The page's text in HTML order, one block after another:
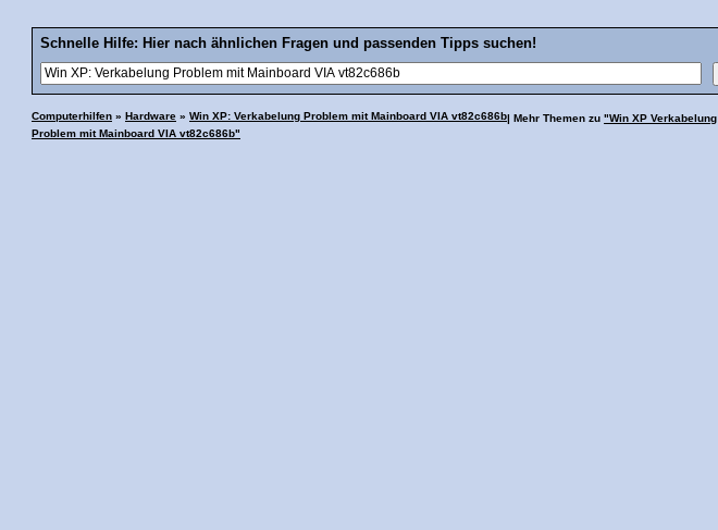
Schnelle Hilfe: Hier nach ähnlichen Fragen und passenden Tipps suchen!
Computerhilfen » Hardware » Win XP: Verkabelung Problem mit Mainboard VIA vt82c686b| Mehr Themen zu "Win XP Verkabelung
Problem mit Mainboard VIA vt82c686b"